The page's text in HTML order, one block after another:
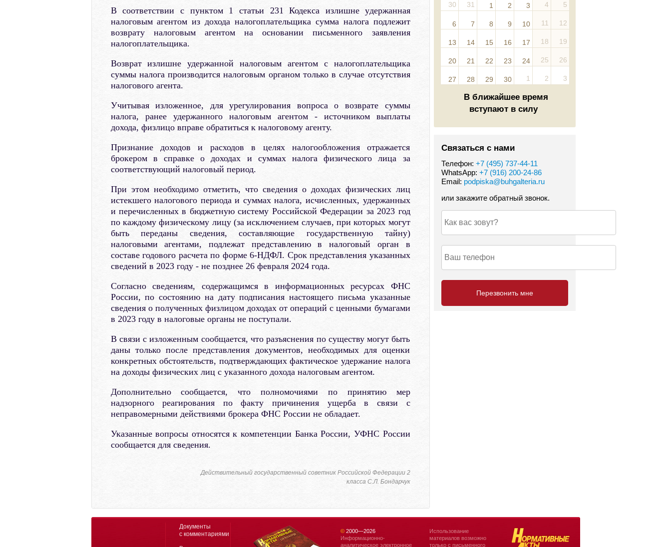
В соответствии с пунктом 1 статьи 231 Кодекса излишне удержанная
налоговым агентом из дохода налогоплательщика сумма налога подлежит
возврату налоговым агентом на основании письменного заявления
налогоплательщика.
Возврат излишне удержанной налоговым агентом с налогоплательщика
суммы налога производится налоговым органом только в случае отсутствия
налогового агента.
Учитывая изложенное, для урегулирования вопроса о возврате суммы
налога, ранее удержанного налоговым агентом - источником выплаты
дохода, физлицо вправе обратиться к налоговому агенту.
Признание доходов и расходов в целях налогообложения отражается
брокером в справке о доходах и суммах налога физического лица за
соответствующий налоговый период.
При этом необходимо отметить, что сведения о доходах физических лиц
истекшего налогового периода и суммах налога, исчисленных, удержанных
и перечисленных в бюджетную систему Российской Федерации за 2023 год
по каждому физическому лицу (за исключением случаев, при которых могут
быть переданы сведения, составляющие государственную тайну)
налоговыми агентами, подлежат представлению в налоговый орган в
составе годового расчета по форме 6-НДФЛ. Срок представления указанных
сведений в 2023 году - не позднее 26 февраля 2024 года.
Согласно сведениям, содержащимся в информационных ресурсах ФНС
России, по состоянию на дату подписания настоящего письма указанные
сведения о полученных физлицом доходах от операций с ценными бумагами
в 2023 году в налоговые органы не поступали.
В связи с изложенным сообщается, что разъяснения по существу могут быть
даны только после представления документов, необходимых для оценки
конкретных обстоятельств, подтверждающих фактическое удержание налога
на доходы физических лиц с указанного дохода налоговым агентом.
Дополнительно сообщается, что полномочиями по принятию мер
надзорного реагирования по факту причинения ущерба в связи с
неправомерными действиями брокера ФНС России не обладает.
Указанные вопросы относятся к компетенции Банка России, УФНС России
сообщается для сведения.
Действительный государственный советник Российской Федерации 2
класса С.Л. Бондарчук
30 31 1 2 3 4 5
6 7 8 9 10 11 12
13 14 15 16 17 18 19
20 21 22 23 24 25 26
27 28 29 30 1 2 3
В ближайшее время
вступают в силу
Связаться с нами
Телефон: +7 (495) 737-44-11
WhatsApp: +7 (916) 200-24-86
Email: podpiska@buhgalteria.ru
или закажите обратный звонок.
Документы
с комментариями
©2000—2026
Информационно-
аналитическое электронное
Использование
материалов возможно
только с письменного